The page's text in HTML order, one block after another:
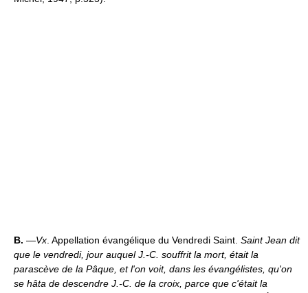
B. —Vx . Appellation évangélique du Vendredi Saint. Saint Jean dit
que le vendredi, jour auquel J.-C. souffrit la mort, était la
parascève de la Pâque, et l'on voit, dans les évangélistes, qu'on
se hâta de descendre J.-C. de la croix, parce que c'était la